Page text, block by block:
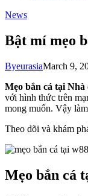
News
Bật mí mẹo
ByeurasiaMarch 9,
Mẹo bắn cá tại Nhà
với hình thức trên
mong muốn. Vậy
Theo dõi và khám
Mẹo bắn cá